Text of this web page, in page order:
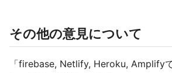
その他の意見について
「firebase, Netlify, Heroku, Amplify